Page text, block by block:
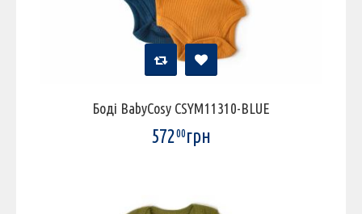
Боді BabyCosy CSYM11310-BLUE
57200грн